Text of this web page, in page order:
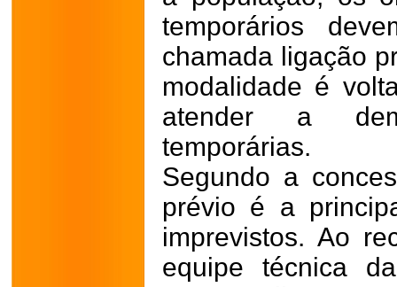
temporários
chamada ligação
modalidade é
atender a
temporárias.
Segundo a
prévio é a
imprevistos. Ao
equipe técnica